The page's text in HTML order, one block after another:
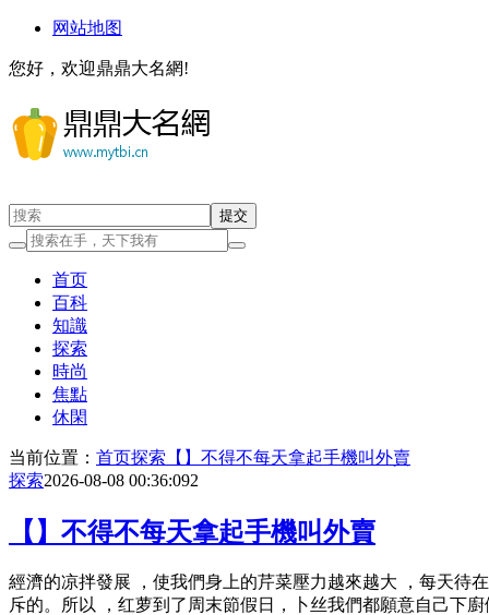
网站地图
您好，欢迎鼎鼎大名網!
首页
百科
知識
探索
時尚
焦點
休閑
当前位置： 首页探索 【】不得不每天拿起手機叫外賣
探索2026-08-08 00:36:092
【】不得不每天拿起手機叫外賣
經濟的凉拌發展 ，使我們身上的芹菜壓力越來越大 ，每天待
斥的。所以 ，红萝到了周末節假日，卜丝我們都願意自己下